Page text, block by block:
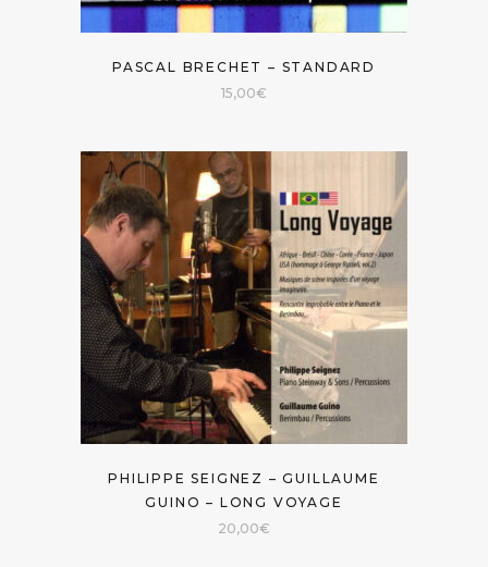
PASCAL BRECHET – STANDARD
15,00€
PHILIPPE SEIGNEZ – GUILLAUME
GUINO – LONG VOYAGE
20,00€